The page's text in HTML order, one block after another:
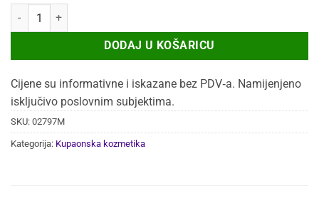
REGENERATOR ZA KOSU TERRA 20ML 351/1 količina
DODAJ U KOŠARICU
Cijene su informativne i iskazane bez PDV‑a. Namijenjeno
isključivo poslovnim subjektima.
SKU: 02797M
Kategorija: Kupaonska kozmetika